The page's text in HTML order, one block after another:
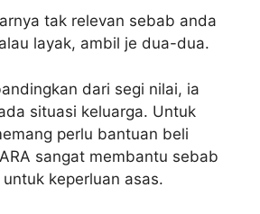
tak relevan sebab anda
layak, ambil je dua-dua.
dari segi nilai, ia
situasi keluarga. Untuk
perlu bantuan beli
sangat membantu sebab
keperluan asas.